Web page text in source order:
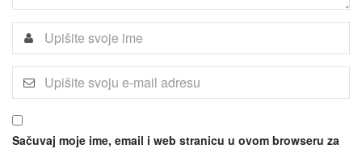
Sačuvaj moje ime, email i web stranicu u ovom browseru za